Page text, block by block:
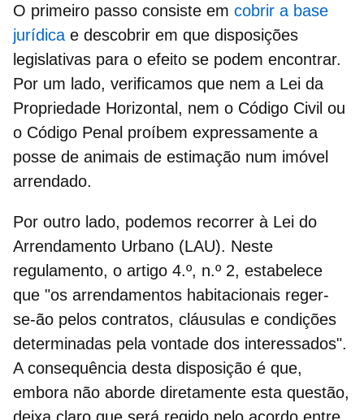
O primeiro passo consiste em cobrir a base
jurídica e descobrir em que disposições
legislativas para o efeito se podem encontrar.
Por um lado, verificamos que nem a Lei da
Propriedade Horizontal, nem o Código Civil ou
o Código Penal proíbem expressamente a
posse de animais de estimação num imóvel
arrendado.
Por outro lado, podemos recorrer à Lei do
Arrendamento Urbano (LAU). Neste
regulamento, o artigo 4.º, n.º 2, estabelece
que "os arrendamentos habitacionais reger-
se-ão pelos contratos, cláusulas e condições
determinadas pela vontade dos interessados".
A consequência desta disposição é que,
embora não aborde diretamente esta questão,